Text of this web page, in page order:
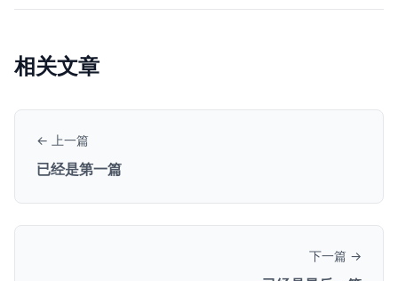
相关文章
← 上一篇
已经是第一篇
下一篇 →